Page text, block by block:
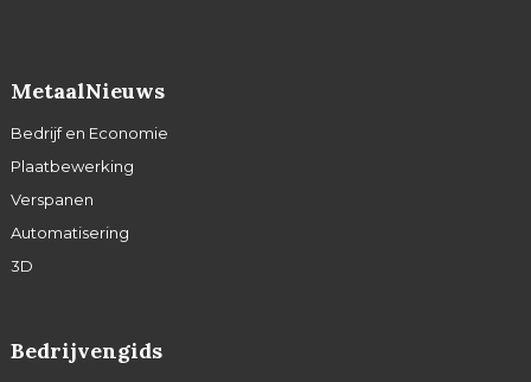
MetaalNieuws
Bedrijf en Economie
Plaatbewerking
Verspanen
Automatisering
3D
Bedrijvengids